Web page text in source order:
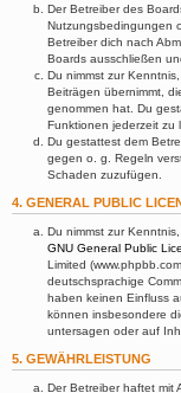
Der Betreiber des
Nutzungsbedingungen
Betreiber dich nach
Boards ausschließen
Du nimmst zur
Beiträgen übernimmt,
genommen hat. Du
Funktionen jederzeit zu
Du gestattest dem
gegen o. g. Regeln
Schaden zuzufügen.
4. GENERAL PUBLIC
Du nimmst zur
GNU General Public
Limited
deutschsprachige
haben keinen Einfluss
können insbesondere
untersagen oder auf
5. GEWÄHRLEISTUNG
Der Betreiber haftet mit